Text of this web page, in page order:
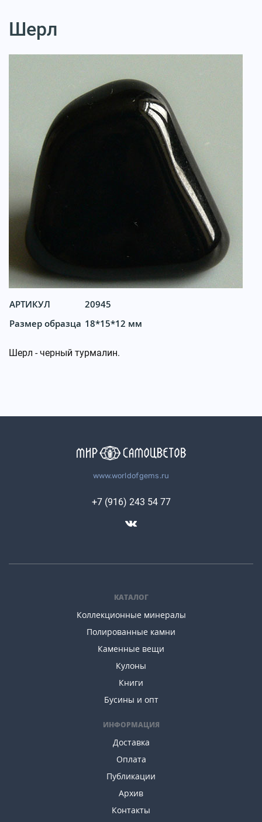
Шерл
АРТИКУЛ
20945
Размер образца 18*15*12 мм
Шерл - черный турмалин.
www.worldofgems.ru
КАТАЛОГ
Коллекционные минералы
Полированные камни
Каменные вещи
Кулоны
Книги
Бусины и опт
ИНФОРМАЦИЯ
Доставка
Оплата
Публикации
Архив
Контакты
+7 (916) 243 54 77